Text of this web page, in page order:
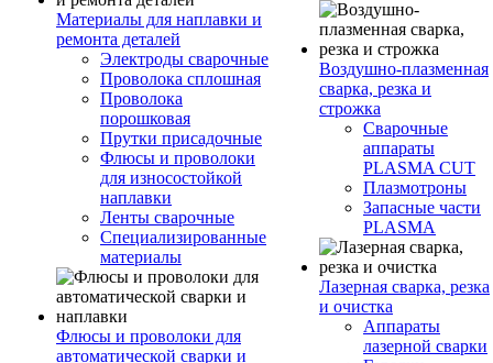
Материалы для наплавки и
ремонта деталей
Электроды сварочные
Проволока сплошная
Проволока
порошковая
Прутки присадочные
Флюсы и проволоки
для износостойкой
наплавки
Ленты сварочные
Специализированные
материалы
Флюсы и проволоки для
автоматической сварки и
Воздушно-плазменная
сварка, резка и
строжка
Сварочные
аппараты
PLASMA CUT
Плазмотроны
Запасные части
PLASMA
Лазерная сварка, резка
и очистка
Аппараты
лазерной сварки